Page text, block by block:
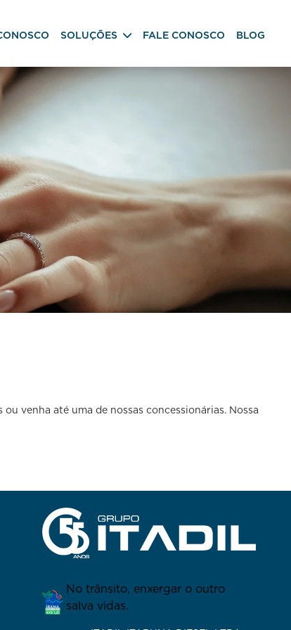
SOLUÇÕES FALE CONOSCO BLOG
venha até uma de nossas concessionárias. Nossa
No trânsito, enxergar o outro
salva vidas.